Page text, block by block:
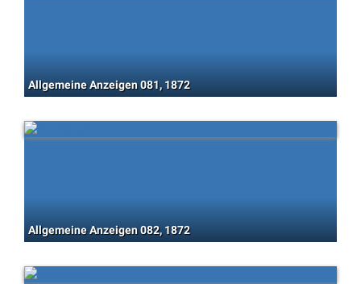
Allgemeine Anzeigen 081, 1872
Allgemeine Anzeigen 082, 1872